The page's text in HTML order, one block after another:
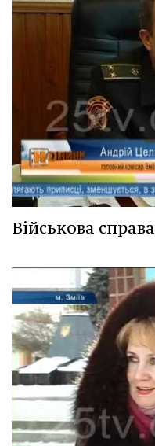
Військова справа